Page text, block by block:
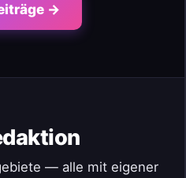
→
— alle mit eigener